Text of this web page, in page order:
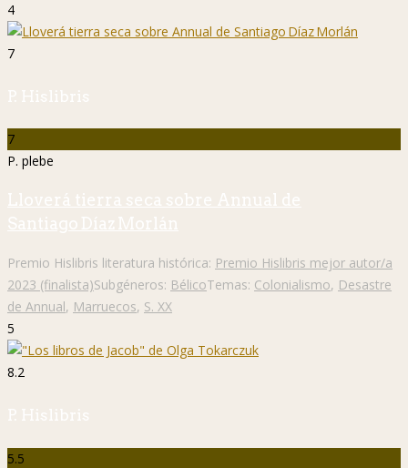
4
7
P. Hislibris
7
P. plebe
Lloverá tierra seca sobre Annual de
Santiago Díaz Morlán
Premio Hislibris literatura histórica: Premio Hislibris mejor autor/a
2023 (finalista)Subgéneros: BélicoTemas: Colonialismo, Desastre
de Annual, Marruecos, S. XX
5
8.2
P. Hislibris
5.5